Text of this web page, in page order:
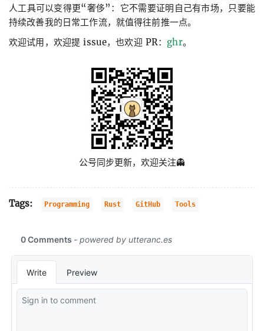
人工具可以变得更“奢侈”：它不需要证明自己有市场，只要能
持续改善我的日常工作流，就值得往前推一点。
欢迎试用，欢迎提 issue，也欢迎 PR： ghr。
公号同步更新，欢迎关注👻
Tags: Programming Rust GitHub Tools